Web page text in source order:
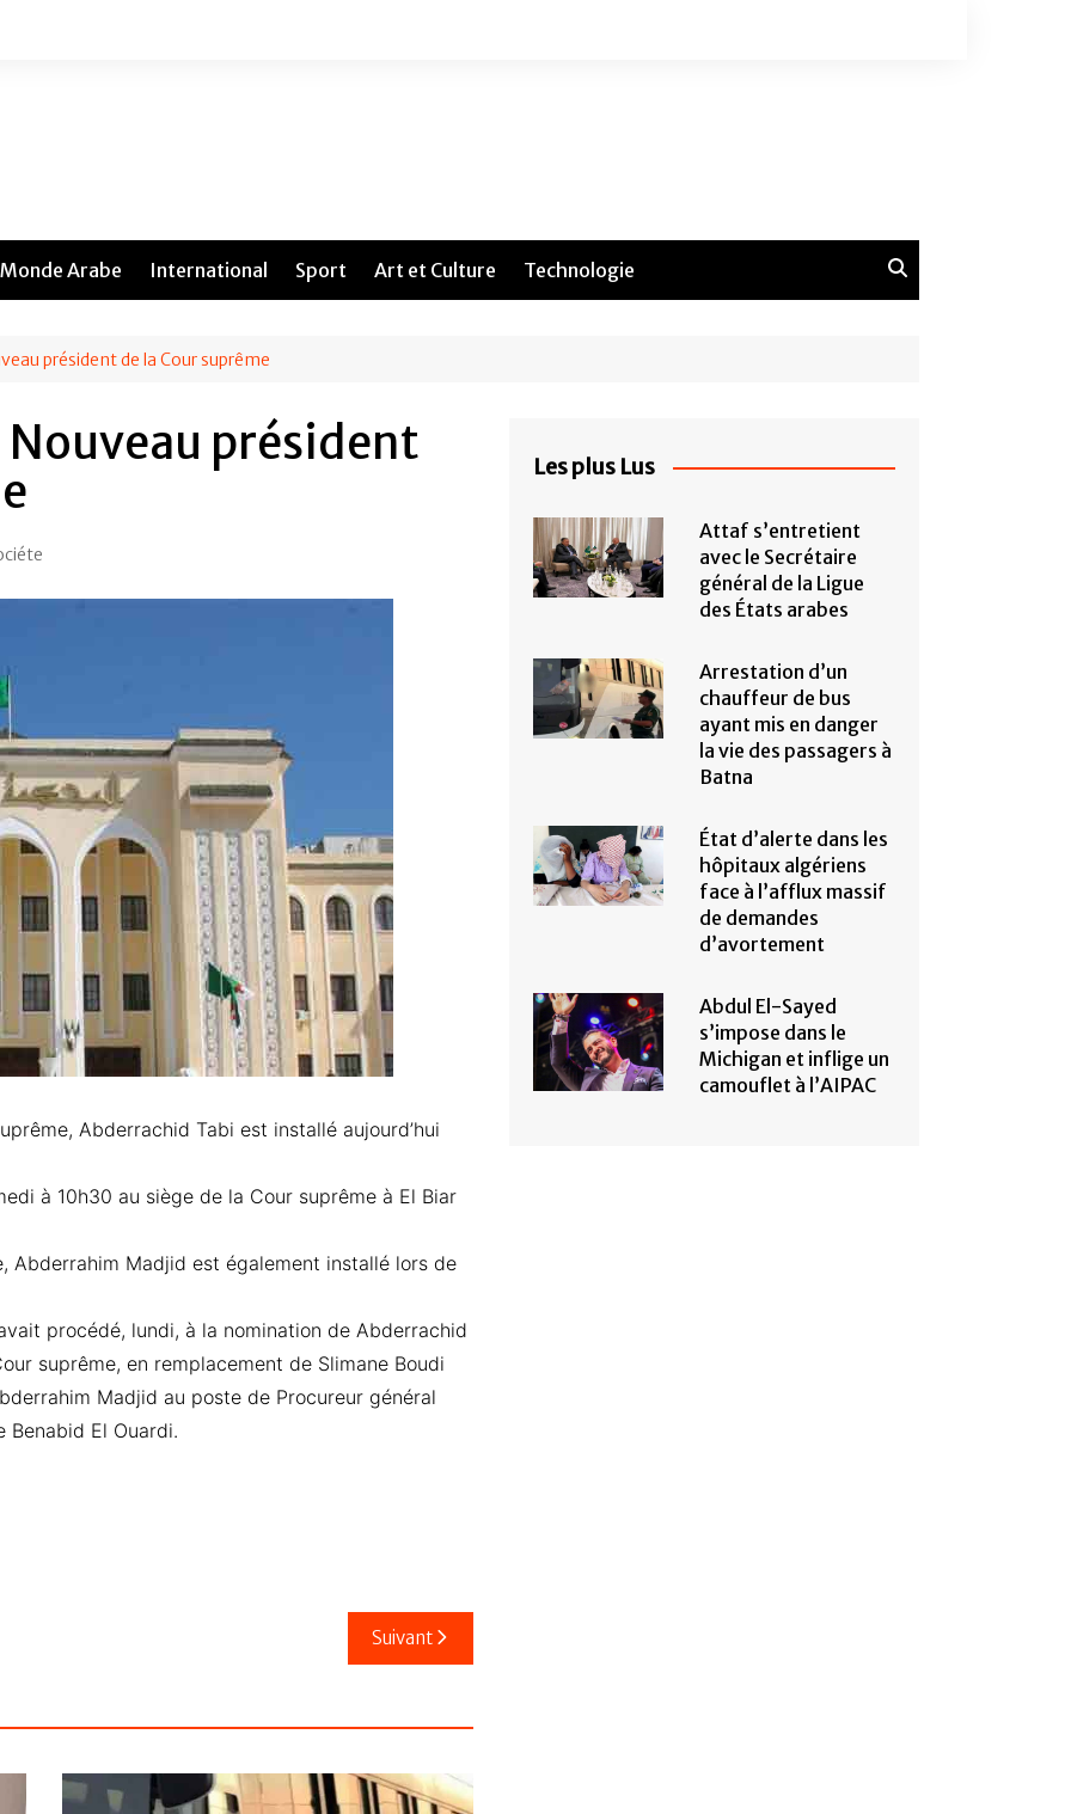
Monde Arabe International Sport Art et Culture Technologie
président de la Cour suprême
président
Abderrachid Tabi est installé aujourd’hui
à 10h30 au siège de la Cour suprême à El Biar
Abderrahim Madjid est également installé lors de
procédé, lundi, à la nomination de Abderrachid
suprême, en remplacement de Slimane Boudi
Madjid au poste de Procureur général
Benabid El Ouardi.
Suivant
Les plus Lus
Attaf s’entretient
avec le Secrétaire
général de la Ligue
des États arabes
Arrestation d’un
chauffeur de bus
ayant mis en danger
la vie des passagers à
Batna
État d’alerte dans les
hôpitaux algériens
face à l’afflux massif
de demandes
d’avortement
Abdul El-Sayed
s’impose dans le
Michigan et inflige un
camouflet à l’AIPAC